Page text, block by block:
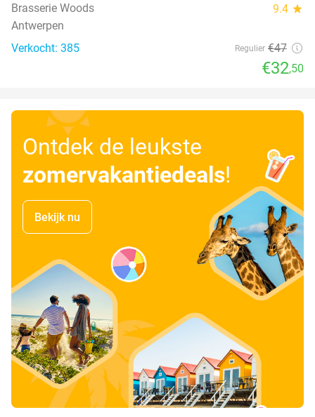
Brasserie Woods 9.4 star
Antwerpen
Verkocht: 385
Regulier €47
€32,50
Ontdek de leukste
zomervakantiedeals!
Bekijk nu